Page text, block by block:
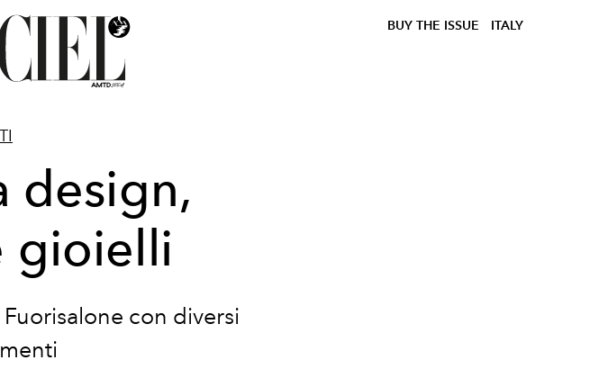
BUY THE ISSUE ITALY
design,
gioielli
con diversi